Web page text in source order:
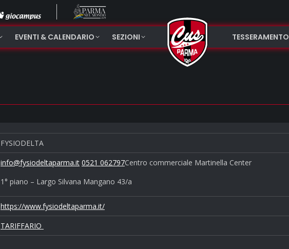
EVENTI & CALENDARIO SEZIONI TESSERAMENTO
FYSIODELTA
info@fysiodeltaparma.it 0521 062797Centro commerciale Martinella Center
1° piano – Largo Silvana Mangano 43/a
https://www.fysiodeltaparma.it/
TARIFFARIO